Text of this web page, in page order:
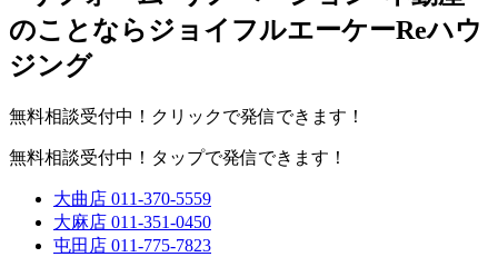
無料相談受付中！クリックで発信できます！
無料相談受付中！タップで発信できます！
大曲店 011-370-5559
大麻店 011-351-0450
屯田店 011-775-7823